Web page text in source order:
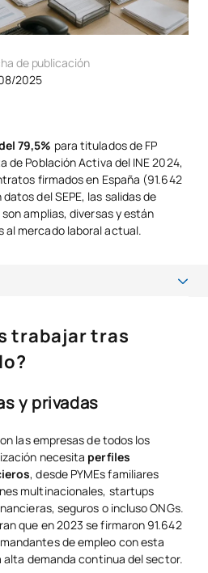
de publicación
2025
79,5% para titulados de FP
de Población Activa del INE 2024,
firmados en España (91.642
del SEPE, las salidas de
amplias, diversas y están
mercado laboral actual.
en el mercado actual
de especialización
y profesional
conocer
y Finanzas en 2025?
trabajar tras
y privadas
las empresas de todos los
necesita perfiles
, desde PYMEs familiares
multinacionales, startups
seguros o incluso ONGs.
que en 2023 se firmaron 91.642
de empleo con esta
demanda continua del sector.